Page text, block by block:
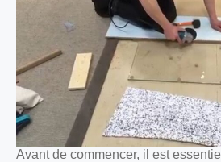
Avant de commencer, il est